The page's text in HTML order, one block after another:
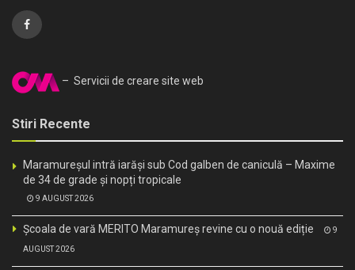
– Servicii de creare site web
Stiri Recente
Maramureșul intră iarăși sub Cod galben de caniculă – Maxime
de 34 de grade și nopți tropicale
9 AUGUST 2026
Școala de vară MERITO Maramureș revine cu o nouă ediție 9
AUGUST 2026